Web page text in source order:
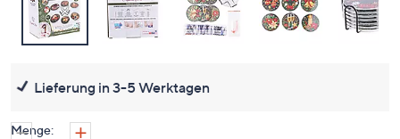
Lieferung in 3-5 Werktagen
Menge: